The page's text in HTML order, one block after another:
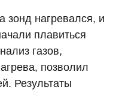
зонд нагревался, и
плавиться
газов,
позволил
Результаты